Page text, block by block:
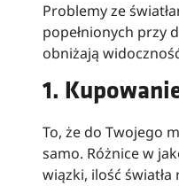
Problemy ze
popełnionych przy
obniżają
1.
To, że do Twojego
samo. Różnice w
wiązki, ilość